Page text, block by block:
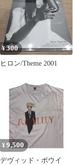
イズXS-S グレー レデ
ィース 古着 中古 USED
¥300
ヒロン/Theme 2001
¥ 9,500
デヴィッド・ボウイ